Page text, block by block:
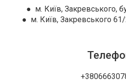
● м. Київ, Закревського,
● м. Київ, Закревського